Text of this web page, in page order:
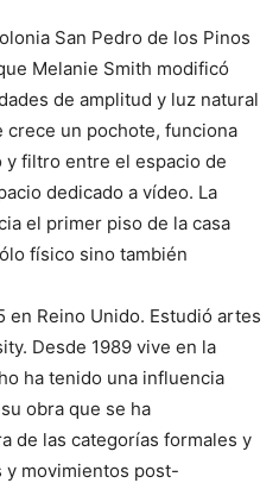
San Pedro de los Pinos
Melanie Smith modificó
de amplitud y luz natural
crece un pochote, funciona
filtro entre el espacio de
dedicado a vídeo. La
el primer piso de la casa
físico sino también
en Reino Unido. Estudió artes
Desde 1989 vive en la
ha tenido una influencia
obra que se ha
de las categorías formales y
y movimientos post-